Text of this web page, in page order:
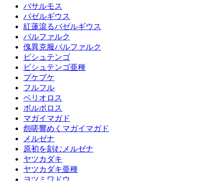
バサルモス
バゼルギウス
紅蓮滾るバゼルギウス
バルファルク
傀異克服バルファルク
ビシュテンゴ
ビシュテンゴ亜種
プケプケ
フルフル
ベリオロス
ボルボロス
マガイマガド
怨嗟響めくマガイマガド
メルゼナ
原初を刻むメルゼナ
ヤツカダキ
ヤツカダキ亜種
ヨツミワドウ